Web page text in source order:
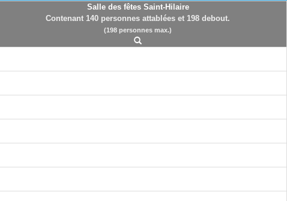
Salle des fêtes Saint-Hilaire
Contenant 140 personnes attablées et 198 debout.
(198 personnes max.)